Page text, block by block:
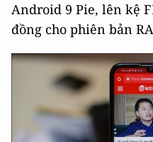
Android 9 Pie, lên kệ
đồng cho phiên bản